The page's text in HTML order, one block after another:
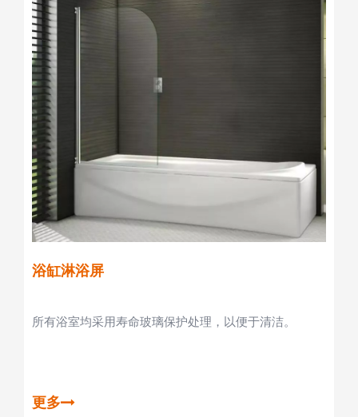
浴缸淋浴屏
所有浴室均采用寿命玻璃保护处理，以便于清洁。
更多